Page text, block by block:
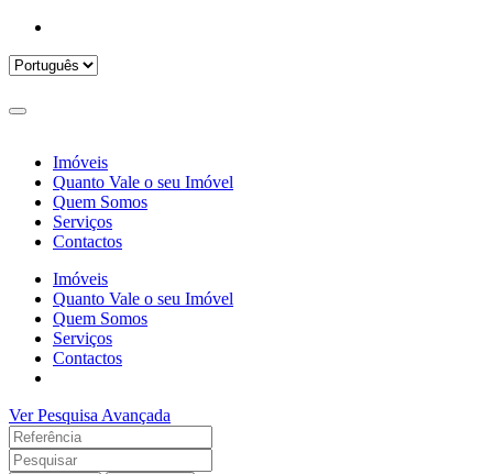
Imóveis
Quanto Vale o seu Imóvel
Quem Somos
Serviços
Contactos
Imóveis
Quanto Vale o seu Imóvel
Quem Somos
Serviços
Contactos
Ver Pesquisa Avançada